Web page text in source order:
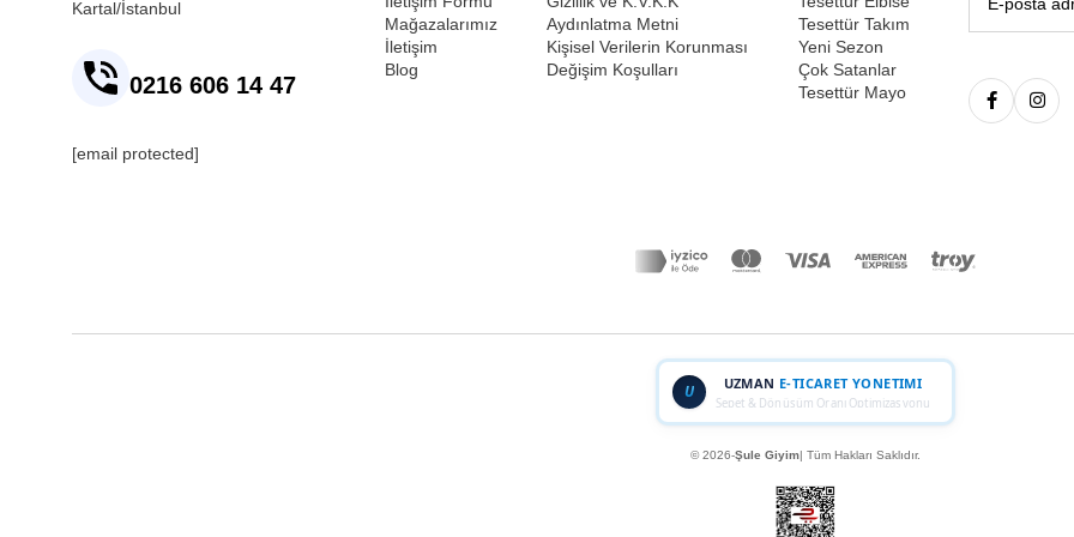
Kartal/İstanbul
0216 606 14 47
[email protected]
Mağazalarımız
İletişim
Blog
Aydınlatma Metni
Kişisel Verilerin Korunması
Değişim Koşulları
Tesettür Takım
Yeni Sezon
Çok Satanlar
Tesettür Mayo
U UZMAN E-TICARET YONETIMI
Sepet & Dönüşüm Oranı Optimizasyonu
© 2026-Şule Giyim| Tüm Hakları Saklıdır.